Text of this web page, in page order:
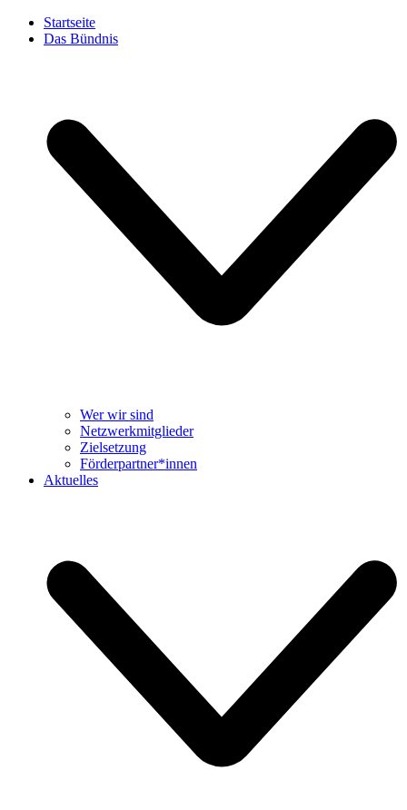
Startseite
Das Bündnis
Wer wir sind
Netzwerkmitglieder
Zielsetzung
Förderpartner*innen
Aktuelles